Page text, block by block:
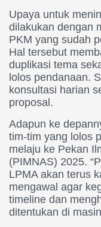
Upaya untuk
dilakukan dengan
PKM yang sudah
Hal tersebut
duplikasi tema
lolos pendanaan.
konsultasi harian
proposal.
Adapun ke
tim-tim yang lolos
melaju ke Pekan
(PIMNAS) 2025.
LPMA akan terus
mengawal agar
timeline dan
ditentukan di